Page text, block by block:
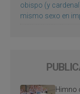
obispo (y
mismo sexo en
Himno